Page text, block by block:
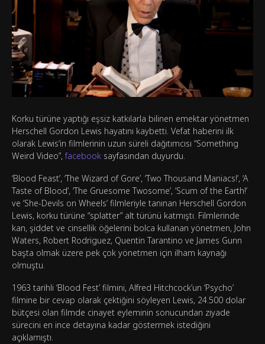
Korku türüne yaptığı eşsiz katkılarla bilinen emektar yönetmen
Herschell Gordon Lewis hayatını kaybetti. Vefat haberini ilk
olarak Lewis’in filmlerinin uzun süreli dağıtımcısı “Something
Weird Video”,facebook sayfasından duyurdu.
‘Blood Feast’, ‘The Wizard of Gore’, ‘Two Thousand Maniacs!’, ‘A
Taste of Blood’, ‘The Gruesome Twosome’, ‘Scum of the Earth!’
ve ‘She-Devils on Wheels’ filmleriyle tanınan Herschell Gordon
Lewis, korku türüne “splatter” alt türünü katmıştı. Filmlerinde
kan, şiddet ve cinsellik öğelerini bolca kullanan yönetmen, John
Waters, Robert Rodriguez, Quentin Tarantino ve James Gunn
başta olmak üzere pek çok yönetmen için ilham kaynağı
olmuştu.
1963 tarihli ‘Blood Fest’ filmini, Alfred Hitchcock’un ‘Psycho’
filmine bir cevap olarak çektiğini söyleyen Lewis, 24.500 dolar
bütçesi olan filmde cinayet eyleminin sonucundan ziyade
sürecini en ince detayına kadar göstermek istediğini
açıklamıştı.